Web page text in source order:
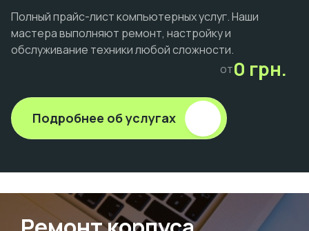
Полный прайс-лист компьютерных услуг. Наши
мастера выполняют ремонт, настройку и
обслуживание техники любой сложности.
от0 грн.
Подробнее об услугах